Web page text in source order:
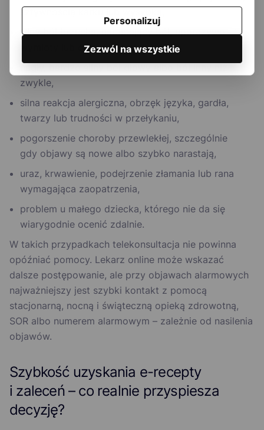
sztywnością karku lub wysypką,
silny ból brzucha, narastający ból, uporczywe
wymioty lub objawy odwodnienia,
zwykle,
silna reakcja alergiczna, obrzęk języka, gardła,
twarzy lub trudności w przełykaniu,
pogorszenie choroby przewlekłej, szczególnie
gdy objawy są nowe albo szybko narastają,
uraz, krwawienie, podejrzenie złamania lub rana
wymagająca zaopatrzenia,
problem u małego dziecka, którego nie da się
wiarygodnie ocenić zdalnie.
W takich przypadkach telekonsultacja nie powinna
opóźniać pomocy. Lekarz online może wskazać
dalsze postępowanie, ale przy objawach alarmowych
najważniejszy jest szybki kontakt z pomocą
stacjonarną, nocną i świąteczną opieką zdrowotną,
SOR albo numerem alarmowym – zależnie od nasilenia
objawów.
Szybkość uzyskania e-recepty
i zaleceń – co realnie przyspiesza
decyzję?
Personalizuj
Zezwól na wszystkie